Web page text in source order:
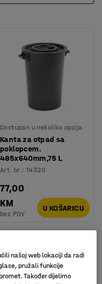
Dostupan u nekoliko opcija
Kanta za otpad sa
poklopcem.
485x640mm,75 L
Art. br.:14320
77,00
KM
bez PDV
U KOŠARICU
našoj web lokaciji da radi
pružali funkcije
Također dijelimo